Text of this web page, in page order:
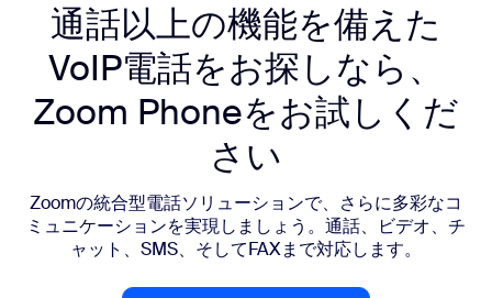
通話以上の機能を備えた
VoIP電話をお探しなら、
Zoom Phoneをお試しくだ
さい
Zoomの統合型電話ソリューションで、さらに多彩なコ
ミュニケーションを実現しましょう。通話、ビデオ、チ
ャット、SMS、そしてFAXまで対応します。